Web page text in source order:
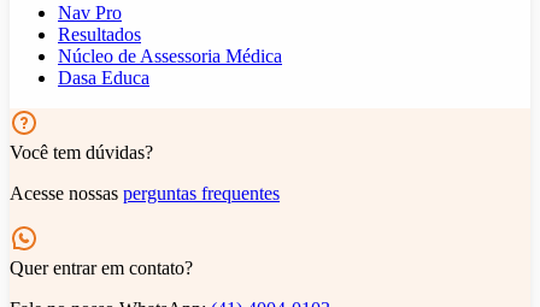
Nav Pro
Resultados
Núcleo de Assessoria Médica
Dasa Educa
Você tem dúvidas?
Acesse nossas perguntas frequentes
Quer entrar em contato?